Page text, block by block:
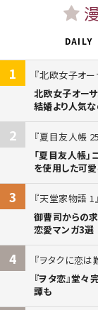
DAILY
1
北欧女子オー
北欧女子オー
結婚より人気
2
夏目友人帳 25
「夏目友人帳」
を使用した可
3
天堂家物語 1
御曹司からの
恋愛マンガ3選
4
ヲタクに恋は
『ヲタ恋』堂
譚も